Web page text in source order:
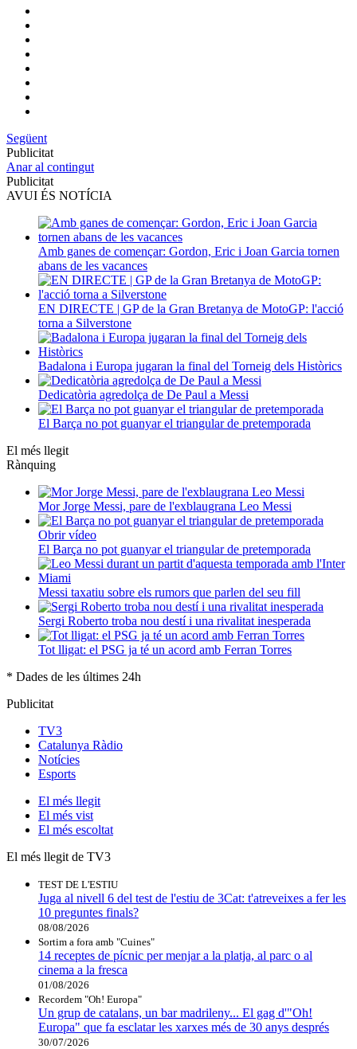
Següent
Publicitat
Anar al contingut
Publicitat
AVUI ÉS NOTÍCIA
Amb ganes de començar: Gordon, Eric i Joan Garcia tornen
abans de les vacances
EN DIRECTE | GP de la Gran Bretanya de MotoGP: l'acció
torna a Silverstone
Badalona i Europa jugaran la final del Torneig dels Històrics
Dedicatòria agredolça de De Paul a Messi
El Barça no pot guanyar el triangular de pretemporada
El més llegit
Rànquing
Mor Jorge Messi, pare de l'exblaugrana Leo Messi
Obrir vídeo
El Barça no pot guanyar el triangular de pretemporada
Messi taxatiu sobre els rumors que parlen del seu fill
Sergi Roberto troba nou destí i una rivalitat inesperada
Tot lligat: el PSG ja té un acord amb Ferran Torres
* Dades de les últimes 24h
Publicitat
TV3
Catalunya Ràdio
Notícies
Esports
El més llegit
El més vist
El més escoltat
El més llegit de TV3
TEST DE L'ESTIU
Juga al nivell 6 del test de l'estiu de 3Cat: t'atreveixes a fer les
10 preguntes finals?
08/08/2026
Sortim a fora amb "Cuines"
14 receptes de pícnic per menjar a la platja, al parc o al
cinema a la fresca
01/08/2026
Recordem "Oh! Europa"
Un grup de catalans, un bar madrileny... El gag d'"Oh!
Europa" que fa esclatar les xarxes més de 30 anys després
30/07/2026